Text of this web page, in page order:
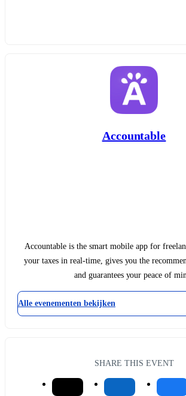
Accountable
Accountable is the smart mobile app for
your taxes in real-time, gives you the
and guarantees your peace of
Alle evenementen bekijken
SHARE THIS EVENT